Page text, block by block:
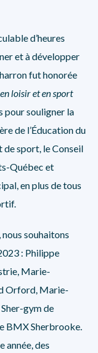
d’heures
et à développer
fut honorée
loisir et en sport
pour souligner la
de l’Éducation du
de sport, le Conseil
Québec et
en plus de tous
souhaitons
: Philippe
Marie-
Orford, Marie-
gym de
BMX Sherbrooke.
année, des